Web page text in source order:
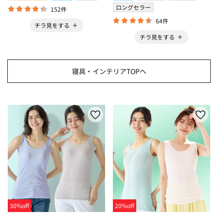
152件
チラ見をする
ロングセラー
64件
チラ見をする
寝具・インテリアTOPへ
30%off
20%off